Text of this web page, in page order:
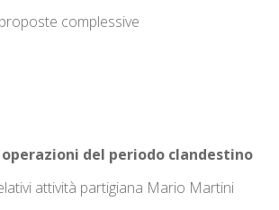
complessive
del periodo clandestino
attività partigiana Mario Martini